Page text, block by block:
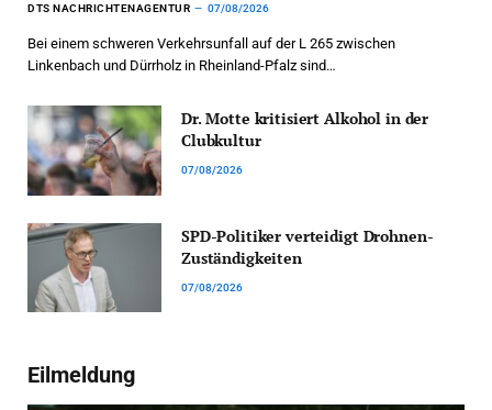
DTS NACHRICHTENAGENTUR 07/08/2026
Bei einem schweren Verkehrsunfall auf der L 265 zwischen
Linkenbach und Dürrholz in Rheinland-Pfalz sind…
Dr. Motte kritisiert Alkohol in der
Clubkultur
07/08/2026
SPD-Politiker verteidigt Drohnen-
Zuständigkeiten
07/08/2026
Eilmeldung